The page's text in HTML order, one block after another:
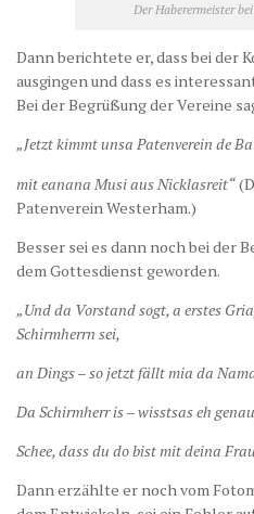
Der Haberermeister
Dann berichtete er, dass bei der
ausgingen und dass es
Bei der Begrüßung der Vereine
„Jetzt kimmt unsa Patenverein de
mit eanana Musi aus Nicklasreit“
Patenverein Westerham.)
Besser sei es dann noch bei der
dem Gottesdienst geworden.
„Und da Vorstand sogt, a erstes
Schirmherrn sei,
an Dings – so jetzt fällt mia da
Da Schirmherr is – wisstsas eh
Schee, dass du do bist mit deina
Dann erzählte er noch vom